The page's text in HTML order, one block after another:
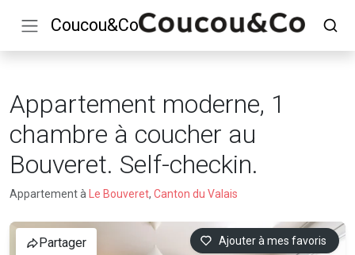
Coucou&Co
Appartement moderne, 1
chambre à coucher au
Bouveret. Self-checkin.
Appartement à Le Bouveret, Canton du Valais
Ajouter à mes favoris
Partager